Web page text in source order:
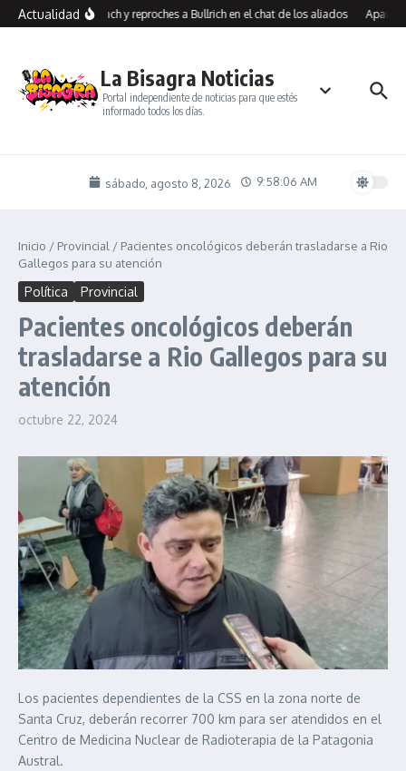
Saltar al contenido
Actualidad
contra Benegas Lynch y reproches a Bullrich en el chat de los aliados
La Bisagra Noticias
Portal independiente de noticias para que estés
informado todos los días.
sábado, agosto 8, 2026 9:58:06 AM
Inicio / Provincial / Pacientes oncológicos deberán trasladarse a Rio
Gallegos para su atención
Política Provincial
Pacientes oncológicos deberán
trasladarse a Rio Gallegos para su
atención
octubre 22, 2024
Los pacientes dependientes de la CSS en la zona norte de
Santa Cruz, deberán recorrer 700 km para ser atendidos en el
Centro de Medicina Nuclear de Radioterapia de la Patagonia
Austral.